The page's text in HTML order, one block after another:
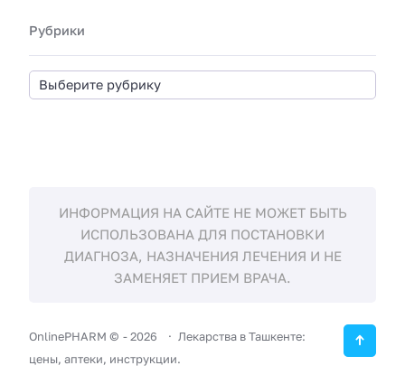
Рубрики
ИНФОРМАЦИЯ НА САЙТЕ НЕ МОЖЕТ БЫТЬ
ИСПОЛЬЗОВАНА ДЛЯ ПОСТАНОВКИ
ДИАГНОЗА, НАЗНАЧЕНИЯ ЛЕЧЕНИЯ И НЕ
ЗАМЕНЯЕТ ПРИЕМ ВРАЧА.
OnlinePHARM © -2026
Лекарства в Ташкенте:
цены, аптеки, инструкции.